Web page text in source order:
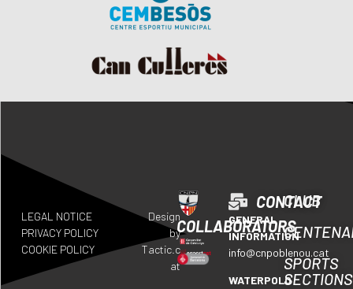
COLLABORATORS
CONTACT
GENERAL
INFORMATION
info@cnpoblenou.cat
WATERPOLO
CLUB
SPORTS
SECTIONS
LEGAL NOTICE
PRIVACY POLICY
COOKIE POLICY
Design
by
Tactic.c
at